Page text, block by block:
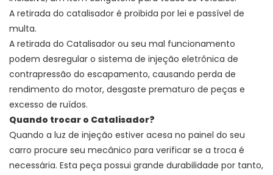
A retirada do catalisador é proibida por lei e passível de
multa.
A retirada do Catalisador ou seu mal funcionamento
podem desregular o sistema de injeção eletrônica de
contrapressão do escapamento, causando perda de
rendimento do motor, desgaste prematuro de peças e
excesso de ruídos.
Quando trocar o Catalisador?
Quando a luz de injeção estiver acesa no painel do seu
carro procure seu mecânico para verificar se a troca é
necessária. Esta peça possui grande durabilidade por tanto,